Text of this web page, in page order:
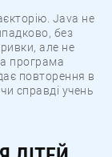
Java не
без
але не
програма
повторення в
справді учень